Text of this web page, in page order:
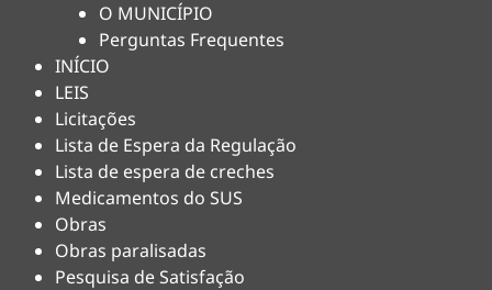
O MUNICÍPIO
Perguntas Frequentes
INÍCIO
LEIS
Licitações
Lista de Espera da Regulação
Lista de espera de creches
Medicamentos do SUS
Obras
Obras paralisadas
Pesquisa de Satisfação